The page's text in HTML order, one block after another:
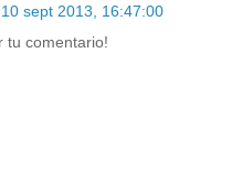
10 sept 2013, 16:47:00
tu comentario!